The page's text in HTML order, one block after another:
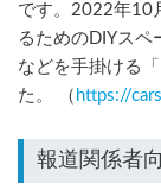
です。2022年10
るためのDIYスペ
などを手掛ける
た。 （ https://
報道関係者